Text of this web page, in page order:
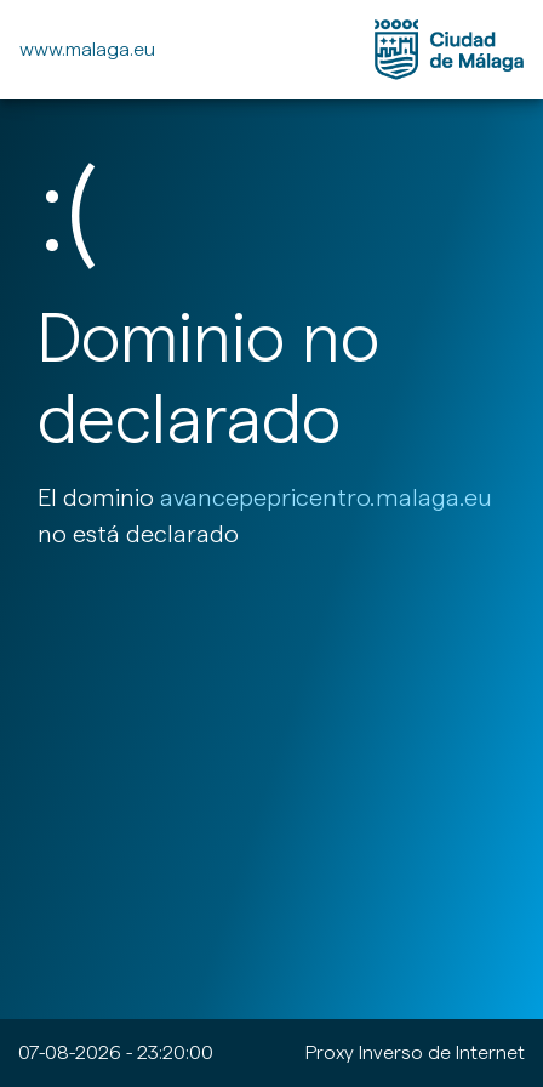
www.malaga.eu
:(
Dominio no
declarado
El dominio avancepepricentro.malaga.eu
no está declarado
07-08-2026 - 23:20:00 Proxy Inverso de Internet